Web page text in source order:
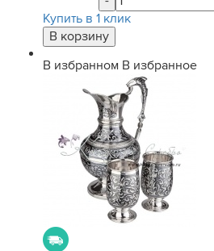
Купить в 1 клик
В избранном В избранное